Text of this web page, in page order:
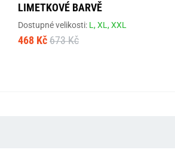
LIMETKOVÉ BARVĚ
Dostupné velikosti: L,XL,XXL
468 Kč 673 Kč